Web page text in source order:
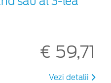
€ 59,71
Vezi detalii